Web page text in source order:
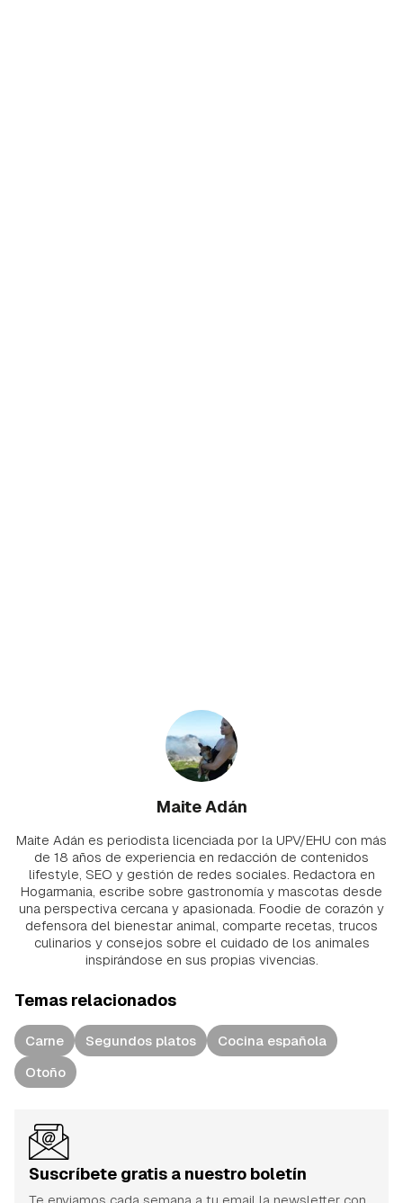
Maite Adán
Maite Adán es periodista licenciada por la UPV/EHU con más
de 18 años de experiencia en redacción de contenidos
lifestyle, SEO y gestión de redes sociales. Redactora en
Hogarmania, escribe sobre gastronomía y mascotas desde
una perspectiva cercana y apasionada. Foodie de corazón y
defensora del bienestar animal, comparte recetas, trucos
culinarios y consejos sobre el cuidado de los animales
inspirándose en sus propias vivencias.
Temas relacionados
Carne Segundos platos
Cocina española
Otoño
Suscríbete gratis a nuestro boletín